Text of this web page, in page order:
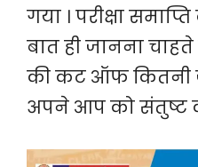
गया । परीक्षा
बात ही जानना
की कट ऑफ कितनी
अपने आप को संतुष्ट